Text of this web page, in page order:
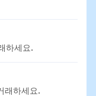
하세요.
래하세요.